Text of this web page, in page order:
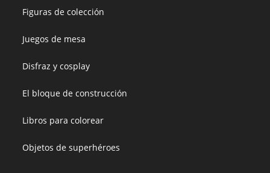
Figuras de colección
Juegos de mesa
Disfraz y cosplay
El bloque de construcción
Libros para colorear
Objetos de superhéroes